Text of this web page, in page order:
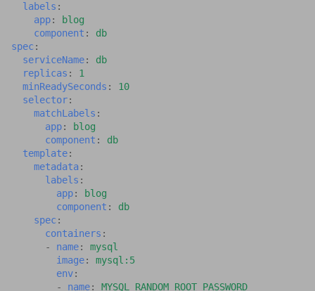
labels :
app:
blog
component :
db
spec:
serviceName:
db
replicas :
1
minReadySeconds :
10
selector:
matchLabels :
app:
blog
component :
db
template:
metadata:
labels :
app:
blog
component :
db
spec:
containers :
-
name:
mysql
image:
mysql:5
env:
-
name:
MYSQL_RANDOM_ROOT_PASSWORD